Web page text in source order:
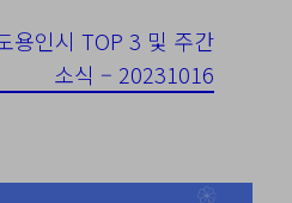
용인시 TOP 3 및 주간
소식 – 20231016